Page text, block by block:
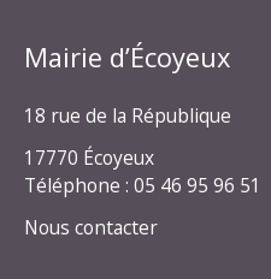
Mairie d’Écoyeux
18 rue de la République
17770 Écoyeux
Téléphone : 05 46 95 96 51
Nous contacter